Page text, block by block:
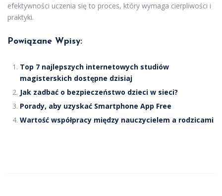
efektywności uczenia się to proces, który wymaga cierpliwości i
praktyki.
Powiązane Wpisy:
Top 7 najlepszych internetowych studiów
magisterskich dostępne dzisiaj
Jak zadbać o bezpieczeństwo dzieci w sieci?
Porady, aby uzyskać Smartphone App Free
Wartość współpracy między nauczycielem a rodzicami